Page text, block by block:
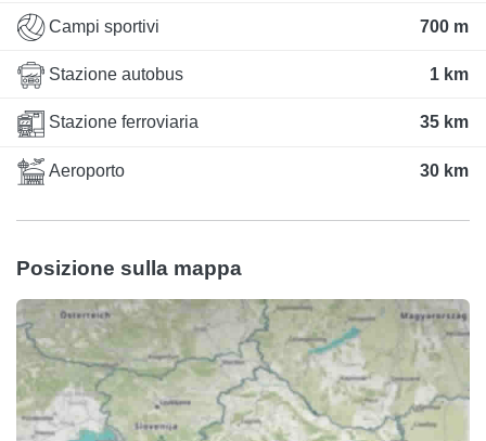
Campi sportivi 700 m
Stazione autobus 1 km
Stazione ferroviaria 35 km
Aeroporto 30 km
Posizione sulla mappa